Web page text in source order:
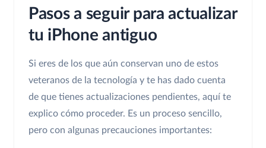
Pasos a seguir para actualizar
tu iPhone antiguo
Si eres de los que aún conservan uno de estos
veteranos de la tecnología y te has dado cuenta
de que tienes actualizaciones pendientes, aquí te
explico cómo proceder. Es un proceso sencillo,
pero con algunas precauciones importantes: